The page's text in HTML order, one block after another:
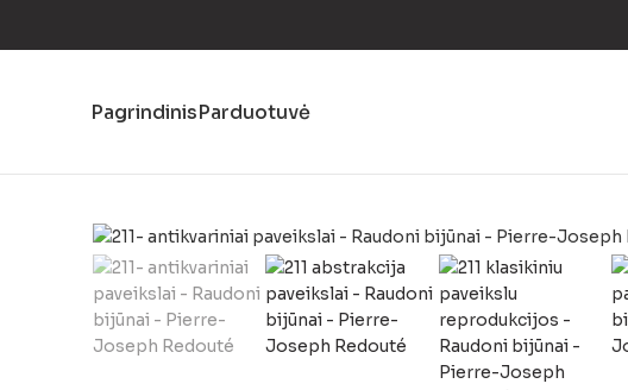
PagrindinisParduotuvė